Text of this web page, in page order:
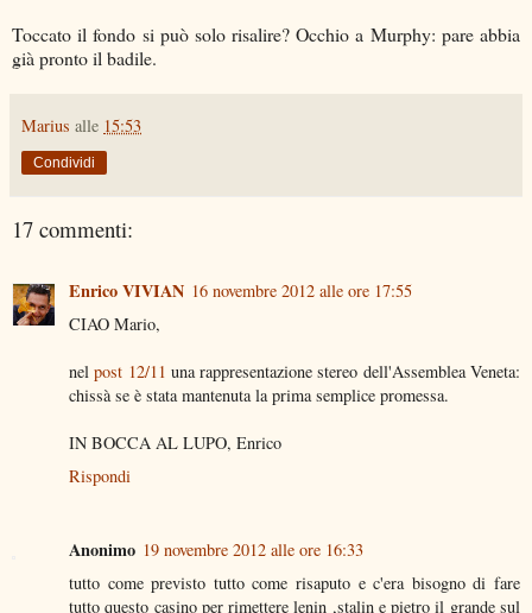
Toccato il fondo si può solo risalire? Occhio a Murphy: pare abbia
già pronto il badile.
Marius alle 15:53
Condividi
17 commenti:
Enrico VIVIAN 16 novembre 2012 alle ore 17:55
CIAO Mario,
nelpost 12/11 una rappresentazione stereo dell'Assemblea Veneta:
chissà se è stata mantenuta la prima semplice promessa.
IN BOCCA AL LUPO, Enrico
Rispondi
Anonimo 19 novembre 2012 alle ore 16:33
tutto come previsto tutto come risaputo e c'era bisogno di fare
tutto questo casino per rimettere lenin ,stalin e pietro il grande sul